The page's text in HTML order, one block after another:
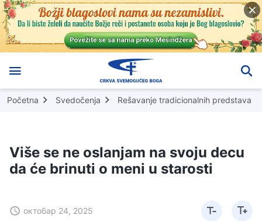
Početna Svedočenja Rešavanje tradicionalnih predstava
Više se ne oslanjam na svoju decu
da će brinuti o meni u starosti
октобар 24, 2025